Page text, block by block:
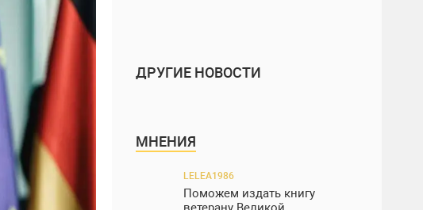
ДРУГИЕ НОВОСТИ
МНЕНИЯ
LELEA1986
Поможем издать книгу
ветерану Великой